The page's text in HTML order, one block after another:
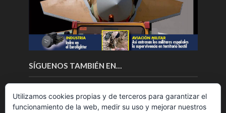
SÍGUENOS TAMBIÉN EN…
Utilizamos cookies propias y de terceros para garantizar el
funcionamiento de la web, medir su uso y mejorar nuestros